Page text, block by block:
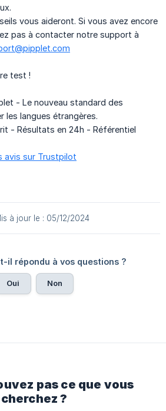
vous aideront. Si vous avez encore
pas à contacter notre support à
test !
- Le nouveau standard des
les langues étrangères.
- Résultats en 24h - Référentiel
avis sur Trustpilot
à jour le : 05/12/2024
il répondu à vos questions ?
Oui Non
pas ce que vous
cherchez ?